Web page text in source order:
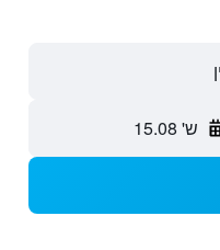
ש' 15.08